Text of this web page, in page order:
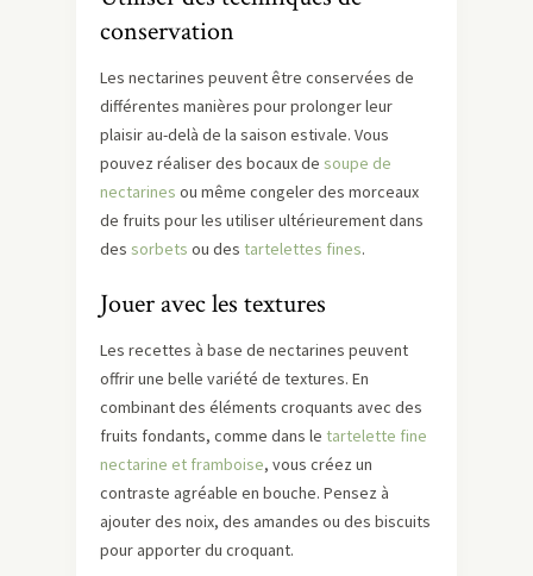
conservation
Les nectarines peuvent être conservées de
différentes manières pour prolonger leur
plaisir au-delà de la saison estivale. Vous
pouvez réaliser des bocaux de soupe de
nectarines ou même congeler des morceaux
de fruits pour les utiliser ultérieurement dans
des sorbets ou des tartelettes fines.
Jouer avec les textures
Les recettes à base de nectarines peuvent
offrir une belle variété de textures. En
combinant des éléments croquants avec des
fruits fondants, comme dans le tartelette fine
nectarine et framboise, vous créez un
contraste agréable en bouche. Pensez à
ajouter des noix, des amandes ou des biscuits
pour apporter du croquant.